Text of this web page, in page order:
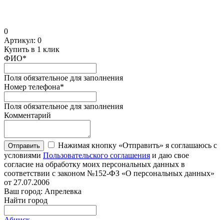
0
Артикул: 0
Купить в 1 клик
ФИО*
Поля обязательное для заполнения
Номер телефона*
Поля обязательное для заполнения
Комментарий
Отправить
Нажимая кнопку «Отправить» я соглашаюсь с
условиями Пользовательского соглашения и даю свое
согласие на обработку моих персональных данных в
соответствии с законом №152-ФЗ «О персональных данных»
от 27.07.2006
Ваш город: Апрелевка
Найти город